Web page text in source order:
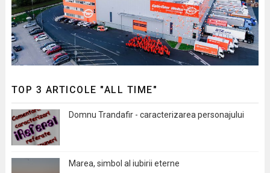
TOP 3 ARTICOLE "ALL TIME"
Domnu Trandafir - caracterizarea personajului
Marea, simbol al iubirii eterne